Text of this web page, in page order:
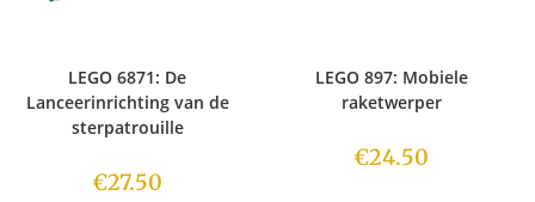
LEGO 6871: De
Lanceerinrichting van de
sterpatrouille
€27.50
LEGO 897: Mobiele
raketwerper
€24.50